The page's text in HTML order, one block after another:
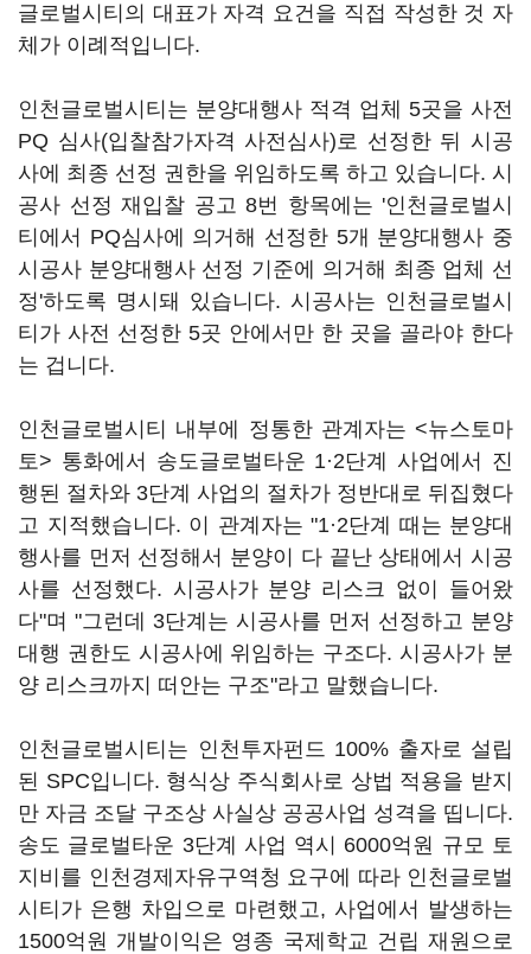
글로벌시티의 대표가 자격 요건을 직접 작성한 것 자
체가 이례적입니다.
인천글로벌시티는 분양대행사 적격 업체 5곳을 사전
PQ 심사(입찰참가자격 사전심사)로 선정한 뒤 시공
사에 최종 선정 권한을 위임하도록 하고 있습니다. 시
공사 선정 재입찰 공고 8번 항목에는 '인천글로벌시
티에서 PQ심사에 의거해 선정한 5개 분양대행사 중
시공사 분양대행사 선정 기준에 의거해 최종 업체 선
정'하도록 명시돼 있습니다. 시공사는 인천글로벌시
티가 사전 선정한 5곳 안에서만 한 곳을 골라야 한다
는 겁니다.
인천글로벌시티 내부에 정통한 관계자는 <뉴스토마
토> 통화에서 송도글로벌타운 1·2단계 사업에서 진
행된 절차와 3단계 사업의 절차가 정반대로 뒤집혔다
고 지적했습니다. 이 관계자는 "1·2단계 때는 분양대
행사를 먼저 선정해서 분양이 다 끝난 상태에서 시공
사를 선정했다. 시공사가 분양 리스크 없이 들어왔
다"며 "그런데 3단계는 시공사를 먼저 선정하고 분양
대행 권한도 시공사에 위임하는 구조다. 시공사가 분
양 리스크까지 떠안는 구조"라고 말했습니다.
인천글로벌시티는 인천투자펀드 100% 출자로 설립
된 SPC입니다. 형식상 주식회사로 상법 적용을 받지
만 자금 조달 구조상 사실상 공공사업 성격을 띱니다.
송도 글로벌타운 3단계 사업 역시 6000억원 규모 토
지비를 인천경제자유구역청 요구에 따라 인천글로벌
시티가 은행 차입으로 마련했고, 사업에서 발생하는
1500억원 개발이익은 영종 국제학교 건립 재원으로